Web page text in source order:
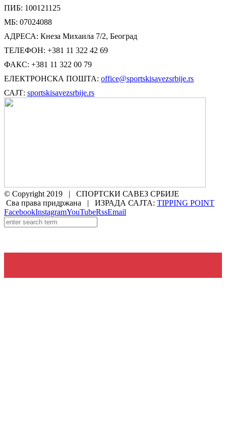
ПИБ: 100121125
МБ: 07024088
АДРЕСА: Кнеза Михаила 7/2, Београд
ТЕЛЕФОН: +381 11 322 42 69
ФАКС: +381 11 322 00 79
ЕЛЕКТРОНСКА ПОШТА: office@sportskisavezsrbije.rs
САЈТ: sportskisavezsrbije.rs
© Copyright 2019 | СПОРТСКИ САВЕЗ СРБИЈЕ
Сва права придржана | ИЗРАДА САЈТА: TIPPING POINT
FacebookInstagramYouTubeRssEmail